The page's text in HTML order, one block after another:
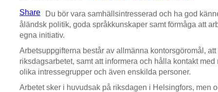
Share
Du bör vara samhällsintresserad och ha god
åländsk politik, goda språkkunskaper samt förmåga att
egna initiativ.
Arbetsuppgifterna består av allmänna kontorsgöromål,
riksdagsarbetet, samt att informera och hålla kontakt
olika intressegrupper och även enskilda personer.
Arbetet sker i huvudsak på riksdagen i Helsingfors, men